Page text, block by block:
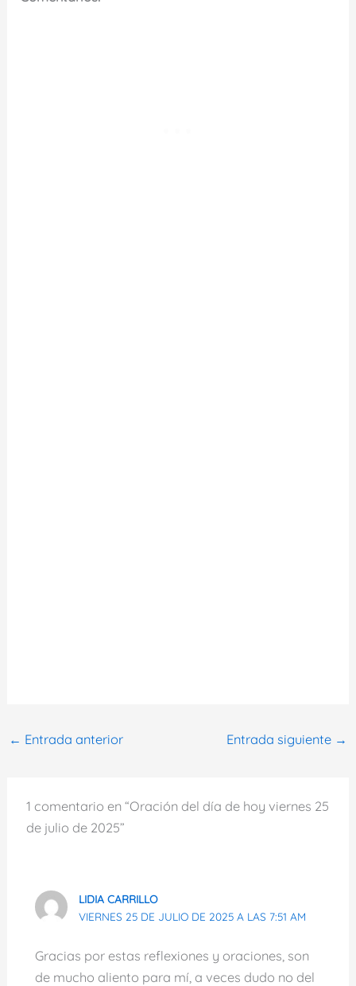
← Entrada anterior Entrada siguiente →
1 comentario en “Oración del día de hoy viernes 25
de julio de 2025”
LIDIA CARRILLO
VIERNES 25 DE JULIO DE 2025 A LAS 7:51 AM
Gracias por estas reflexiones y oraciones, son
de mucho aliento para mí, a veces dudo no del